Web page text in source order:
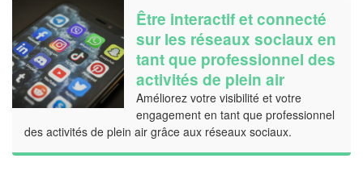
Être interactif et connecté
sur les réseaux sociaux en
tant que professionnel des
activités de plein air
Améliorez votre visibilité et votre
engagement en tant que professionnel
des activités de plein air grâce aux réseaux sociaux.